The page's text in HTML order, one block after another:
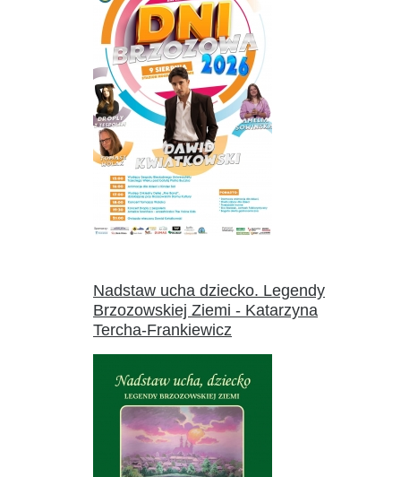
Nadstaw ucha dziecko. Legendy
Brzozowskiej Ziemi - Katarzyna
Tercha-Frankiewicz